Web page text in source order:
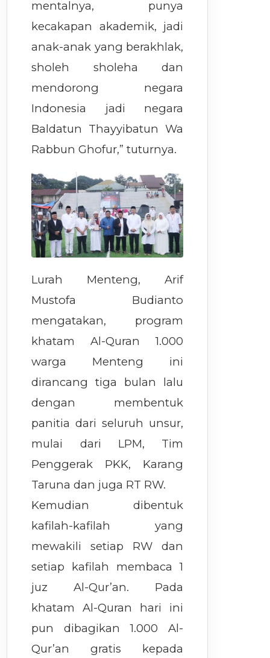
mentalnya, punya
kecakapan akademik, jadi
anak-anak yang berakhlak,
sholeh sholeha dan
mendorong negara
Indonesia jadi negara
Baldatun Thayyibatun Wa
Rabbun Ghofur,” tuturnya.
Lurah Menteng, Arif
Mustofa Budianto
mengatakan, program
khatam Al-Quran 1.000
warga Menteng ini
dirancang tiga bulan lalu
dengan membentuk
panitia dari seluruh unsur,
mulai dari LPM, Tim
Penggerak PKK, Karang
Taruna dan juga RT RW.
Kemudian dibentuk
kafilah-kafilah yang
mewakili setiap RW dan
setiap kafilah membaca 1
juz Al-Qur’an. Pada
khatam Al-Quran hari ini
pun dibagikan 1.000 Al-
Qur’an gratis kepada